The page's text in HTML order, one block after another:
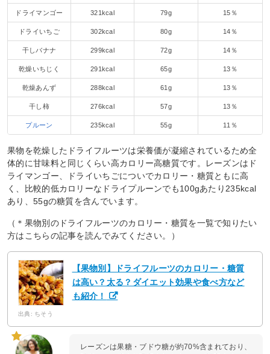
ドライマンゴー 321kcal 79g 15％
ドライいちご 302kcal 80g 14％
干しバナナ 299kcal 72g 14％
乾燥いちじく 291kcal 65g 13％
乾燥あんず 288kcal 61g 13％
干し柿 276kcal 57g 13％
プルーン 235kcal 55g 11％
果物を乾燥したドライフルーツは栄養価が凝縮されているため全
体的に甘味料と同じくらい高カロリー高糖質です。レーズンはド
ライマンゴー、ドライいちごについでカロリー・糖質ともに高
く、比較的低カロリーなドライプルーンでも100gあたり235kcal
あり、55gの糖質を含んでいます。
（＊果物別のドライフルーツのカロリー・糖質を一覧で知りたい
方はこちらの記事を読んでみてください。）
【果物別】ドライフルーツのカロリー・糖質
は高い？太る？ダイエット効果や食べ方など
も紹介！
出典: ちそう
レーズンは果糖・ブドウ糖が約70%含まれており、